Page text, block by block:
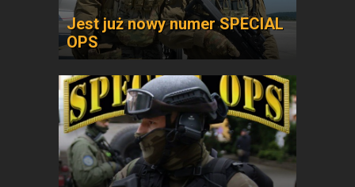
Jest już nowy numer SPECIAL
OPS